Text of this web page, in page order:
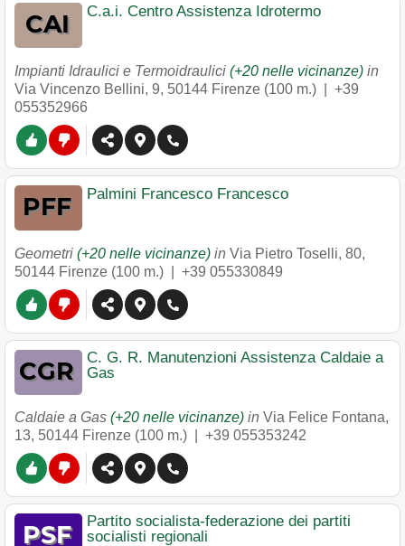
C.a.i. Centro Assistenza Idrotermo
Impianti Idraulici e Termoidraulici (+20 nelle vicinanze) in
Via Vincenzo Bellini, 9, 50144 Firenze (100 m.) | +39
055352966
Palmini Francesco Francesco
Geometri (+20 nelle vicinanze) in Via Pietro Toselli, 80,
50144 Firenze (100 m.) | +39 055330849
C. G. R. Manutenzioni Assistenza Caldaie a
Gas
Caldaie a Gas (+20 nelle vicinanze) in Via Felice Fontana,
13, 50144 Firenze (100 m.) | +39 055353242
Partito socialista-federazione dei partiti
socialisti regionali